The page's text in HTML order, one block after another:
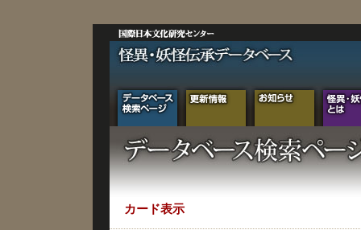
カード表示